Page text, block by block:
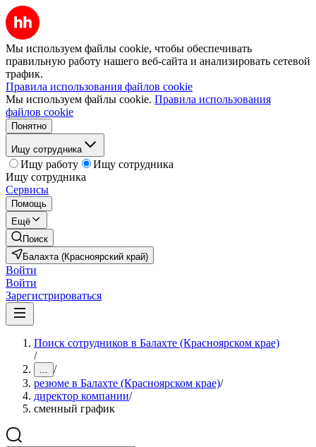
Мы используем файлы cookie, чтобы обеспечивать
правильную работу нашего веб-сайта и анализировать сетевой
трафик.
Правила использования файлов cookie
Мы используем файлы cookie. Правила использования
файлов cookie
Понятно
Ищу сотрудника
Ищу работу
Ищу сотрудника
Ищу сотрудника
Сервисы
Помощь
Ещё
Поиск
Балахта (Красноярский край)
Войти
Войти
Зарегистрироваться
Поиск сотрудников в Балахте (Красноярском крае)
/
... /
резюме в Балахте (Красноярском крае)/
директор компании/
сменный график